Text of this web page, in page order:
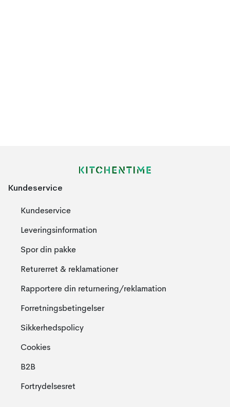
Kundeservice
Kundeservice
Leveringsinformation
Spor din pakke
Returerret & reklamationer
Rapportere din returnering/reklamation
Forretningsbetingelser
Sikkerhedspolicy
Cookies
B2B
Fortrydelsesret